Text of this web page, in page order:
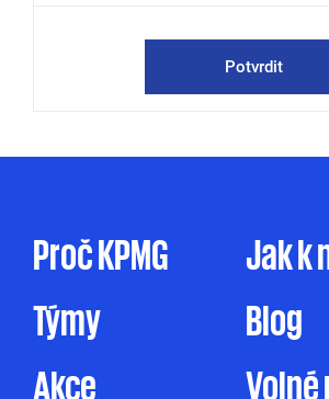
komunikace (e-mail, telefon sociální
způsobem. Zpracování osobních
marketingové účely je prováděno ve
mnou udělovaného souhlasu. Pakliže
neudělím, ale ani nevznesu námitku,
KPMG omezeně zpracovávat mé
pro účely marketingu na základě
Potvrdit
Proč KPMG
Jak k
Týmy
Blog
Akce
Volné